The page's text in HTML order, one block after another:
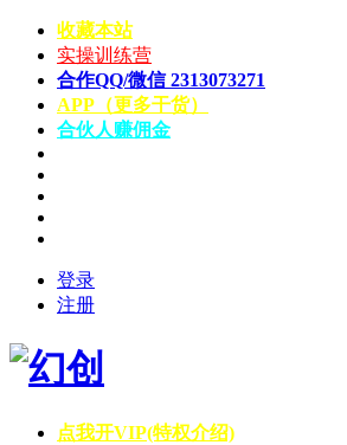
收藏本站
实操训练营
合作QQ/微信 2313073271
APP（更多干货）
合伙人赚佣金
登录
注册
点我开VIP(特权介绍)